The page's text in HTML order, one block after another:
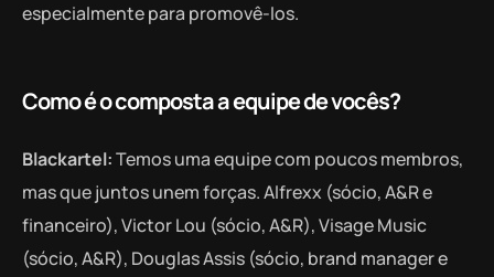
especialmente para promovê-los.
Como é o composta a equipe de vocês?
Blackartel:Temos uma equipe com poucos membros,
mas que juntos unem forças. Alfrexx (sócio, A&R e
financeiro), Victor Lou (sócio, A&R), Visage Music
(sócio, A&R), Douglas Assis (sócio, brand manager e